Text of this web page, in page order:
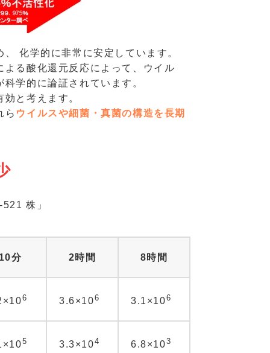
化学的に非常に安定しています。
る酸化還元反応によって、ウイル
学的に論証されています。
と考えます。
ら ウイルスや細菌・真菌の構造を長期
株」
分 2時間 8時間
6 3.6×106 3.1×106
5 3.3×104 6.8×103